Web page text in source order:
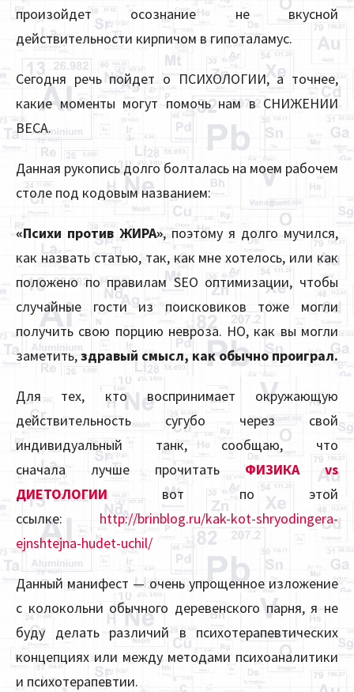
произойдет осознание не вкусной
действительности кирпичом в гипоталамус.
Сегодня речь пойдет о ПСИХОЛОГИИ, а точнее,
какие моменты могут помочь нам в СНИЖЕНИИ
ВЕСА.
Данная рукопись долго болталась на моем рабочем
столе под кодовым названием:
«Психи против ЖИРА», поэтому я долго мучился,
как назвать статью, так, как мне хотелось, или как
положено по правилам SEO оптимизации, чтобы
случайные гости из поисковиков тоже могли
получить свою порцию невроза. НО, как вы могли
заметить,здравый смысл, как обычно проиграл.
Для тех, кто воспринимает окружающую
действительность сугубо через свой
индивидуальный танк, сообщаю, что
сначала лучше прочитатьФИЗИКА vs
ДИЕТОЛОГИИвот по этой
ссылке: http://brinblog.ru/kak-kot-shryodingera-
ejnshtejna-hudet-uchil/
Данный манифест — очень упрощенное изложение
с колокольни обычного деревенского парня, я не
буду делать различий в психотерапевтических
концепциях или между методами психоаналитики
и психотерапевтии.